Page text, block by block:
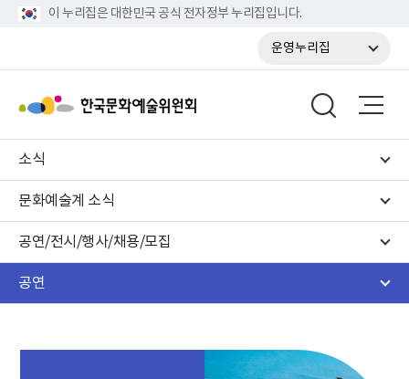
이 누리집은 대한민국 공식 전자정부 누리집입니다.
운영누리집
소식
문화예술계 소식
공연/전시/행사/채용/모집
공연